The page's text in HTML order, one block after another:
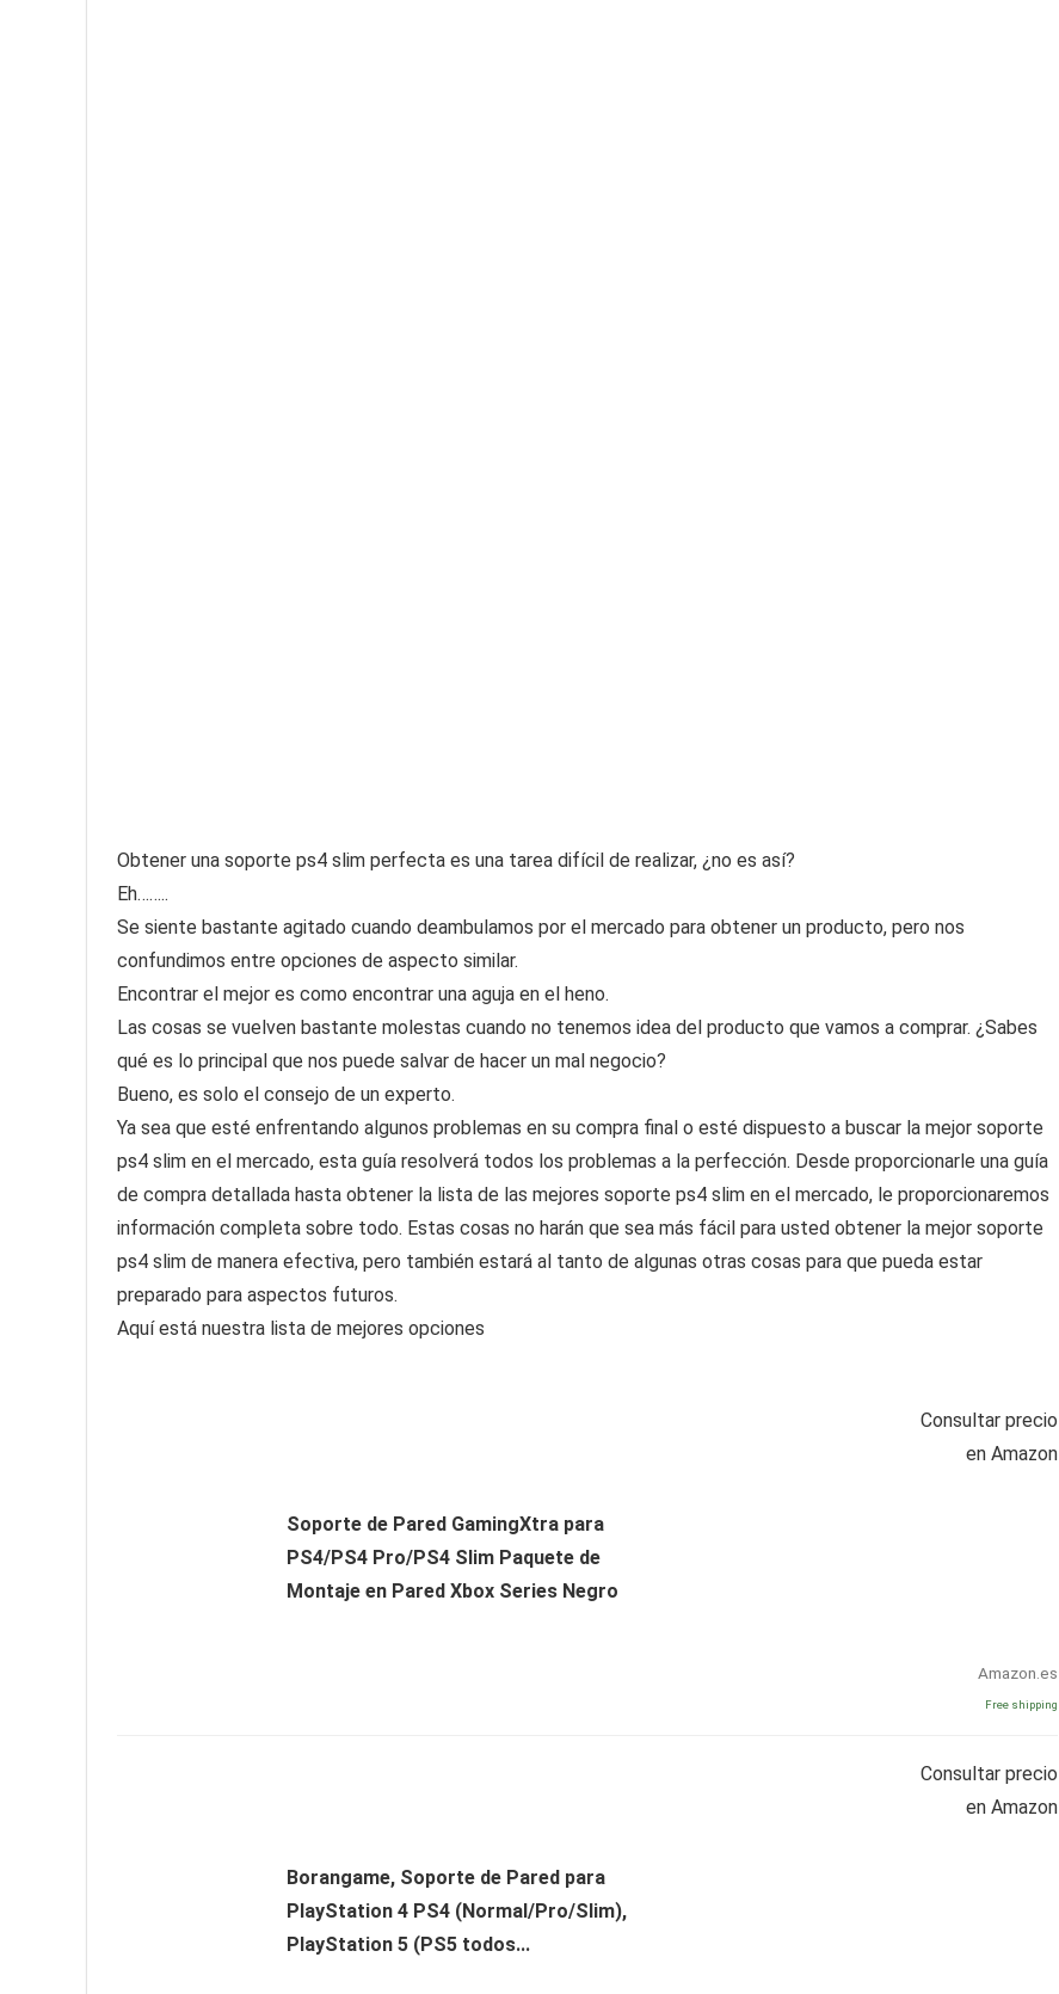
Obtener una soporte ps4 slim perfecta es una tarea difícil de realizar, ¿no es así?
Eh……..
Se siente bastante agitado cuando deambulamos por el mercado para obtener un producto, pero nos
confundimos entre opciones de aspecto similar.
Encontrar el mejor es como encontrar una aguja en el heno.
Las cosas se vuelven bastante molestas cuando no tenemos idea del producto que vamos a comprar. ¿Sabes
qué es lo principal que nos puede salvar de hacer un mal negocio?
Bueno, es solo el consejo de un experto.
Ya sea que esté enfrentando algunos problemas en su compra final o esté dispuesto a buscar la mejor soporte
ps4 slim en el mercado, esta guía resolverá todos los problemas a la perfección. Desde proporcionarle una guía
de compra detallada hasta obtener la lista de las mejores soporte ps4 slim en el mercado, le proporcionaremos
información completa sobre todo. Estas cosas no harán que sea más fácil para usted obtener la mejor soporte
ps4 slim de manera efectiva, pero también estará al tanto de algunas otras cosas para que pueda estar
preparado para aspectos futuros.
Aquí está nuestra lista de mejores opciones
Soporte de Pared GamingXtra para
PS4/PS4 Pro/PS4 Slim Paquete de
Montaje en Pared Xbox Series Negro
Consultar precio
en Amazon
Amazon.es
Free shipping
Borangame, Soporte de Pared para
PlayStation 4 PS4 (Normal/Pro/Slim),
PlayStation 5 (PS5 todos...
Consultar precio
en Amazon